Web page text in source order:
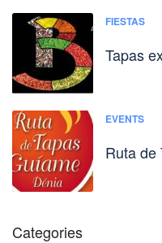
FIESTAS
Tapas
EVENTS
Ruta de
Categories